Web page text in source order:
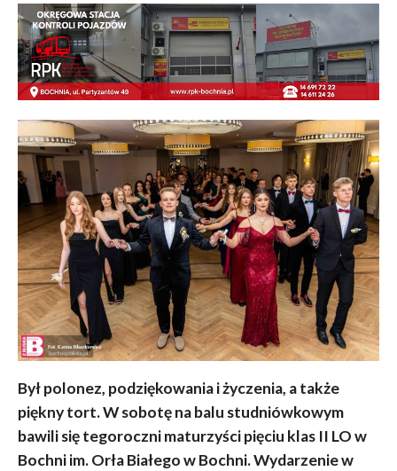
Był polonez, podziękowania i życzenia, a także
piękny tort. W sobotę na balu studniówkowym
bawili się tegoroczni maturzyści pięciu klas II LO w
Bochni im. Orła Białego w Bochni. Wydarzenie w